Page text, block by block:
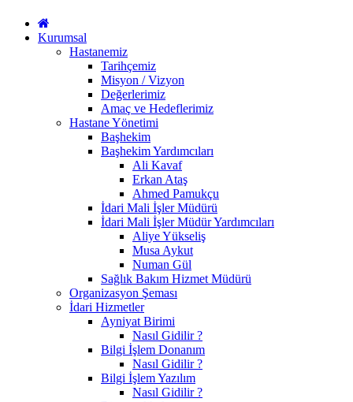
Kurumsal
Hastanemiz
Tarihçemiz
Misyon / Vizyon
Değerlerimiz
Amaç ve Hedeflerimiz
Hastane Yönetimi
Başhekim
Başhekim Yardımcıları
Ali Kavaf
Erkan Ataş
Ahmed Pamukçu
İdari Mali İşler Müdürü
İdari Mali İşler Müdür Yardımcıları
Aliye Yükseliş
Musa Aykut
Numan Gül
Sağlık Bakım Hizmet Müdürü
Organizasyon Şeması
İdari Hizmetler
Ayniyat Birimi
Nasıl Gidilir ?
Bilgi İşlem Donanım
Nasıl Gidilir ?
Bilgi İşlem Yazılım
Nasıl Gidilir ?